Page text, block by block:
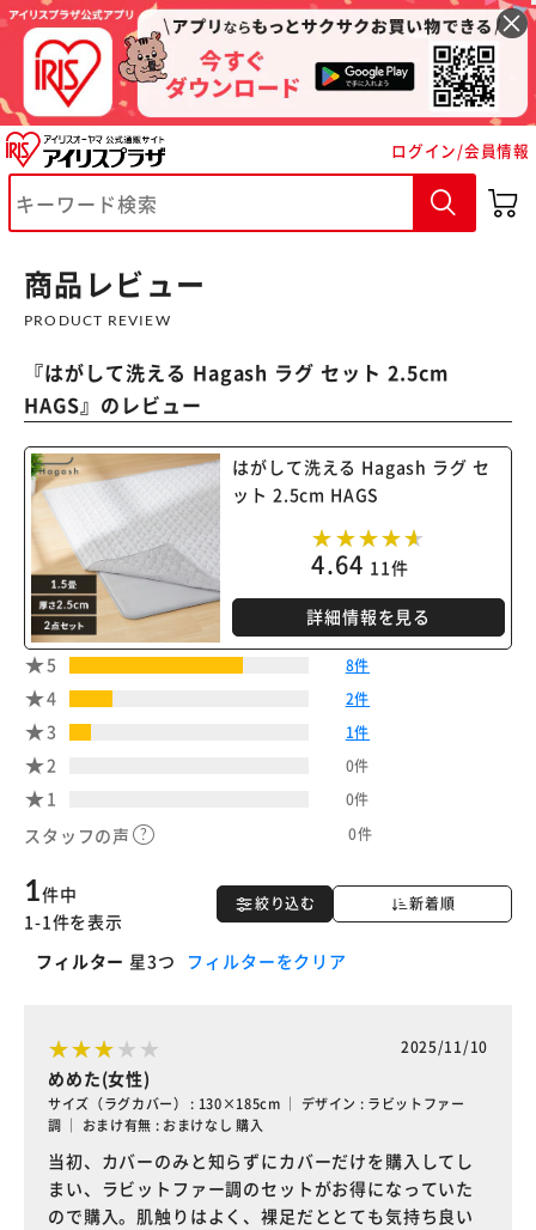
ログイン/会員情報
商品レビュー
PRODUCT REVIEW
『はがして洗える Hagash ラグ セット 2.5cm
HAGS』のレビュー
はがして洗える Hagash ラグ セ
ット 2.5cm HAGS
4.64 11件
詳細情報を見る
5 8件
4 2件
3 1件
2 0件
1 0件
スタッフの声 0件
絞り込む 新着順
1件中
1-1件を表示
フィルター 星3つ フィルターをクリア
2025/11/10
めめた(女性)
サイズ（ラグカバー） : 130×185cm ｜ デザイン : ラビットファー
調 ｜ おまけ有無 : おまけなし 購入
当初、カバーのみと知らずにカバーだけを購入してし
まい、ラビットファー調のセットがお得になっていた
ので購入。肌触りはよく、裸足だととても気持ち良い
※ご確認ください
カートに入れる 購入手続きへ